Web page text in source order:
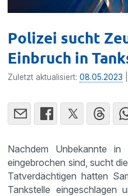
Polizei sucht
Einbruch in
Zuletzt aktualisiert:08.05.2023
Nachdem Unbekannte
eingebrochen sind, sucht
Tatverdächtigen hatten
Tankstelle eingeschlagen